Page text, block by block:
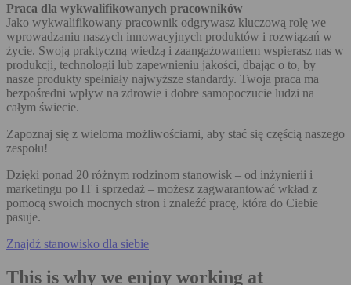
Praca dla wykwalifikowanych pracowników
Jako wykwalifikowany pracownik odgrywasz kluczową rolę we
wprowadzaniu naszych innowacyjnych produktów i rozwiązań w
życie. Swoją praktyczną wiedzą i zaangażowaniem wspierasz nas w
produkcji, technologii lub zapewnieniu jakości, dbając o to, by
nasze produkty spełniały najwyższe standardy. Twoja praca ma
bezpośredni wpływ na zdrowie i dobre samopoczucie ludzi na
całym świecie.
Zapoznaj się z wieloma możliwościami, aby stać się częścią naszego
zespołu!
Dzięki ponad 20 różnym rodzinom stanowisk – od inżynierii i
marketingu po IT i sprzedaż – możesz zagwarantować wkład z
pomocą swoich mocnych stron i znaleźć pracę, która do Ciebie
pasuje.
Znajdź stanowisko dla siebie
This is why we enjoy working at